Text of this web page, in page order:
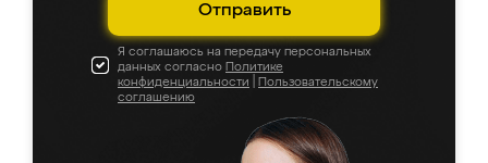
Отправить
Я соглашаюсь на передачу персональных
данных согласно Политике
конфиденциальности
Пользовательскому
соглашению